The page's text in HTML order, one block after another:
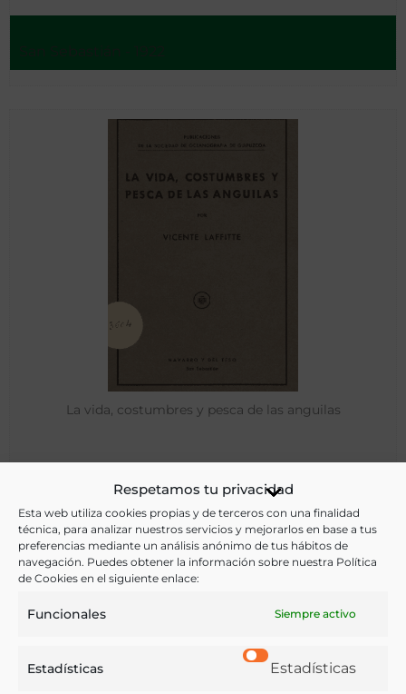
Respetamos tu privacidad
Esta web utiliza cookies propias y de terceros con una finalidad
técnica, para analizar nuestros servicios y mejorarlos en base a tus
preferencias mediante un análisis anónimo de tus hábitos de
navegación. Puedes obtener la información sobre nuestra Política
de Cookies en el siguiente enlace:
Funcionales Siempre activo
Estadísticas Estadísticas
La vida, costumbres y pesca de las anguilas
Laffitte Obineta, Vicente de
San Sebastián - [s.a.]